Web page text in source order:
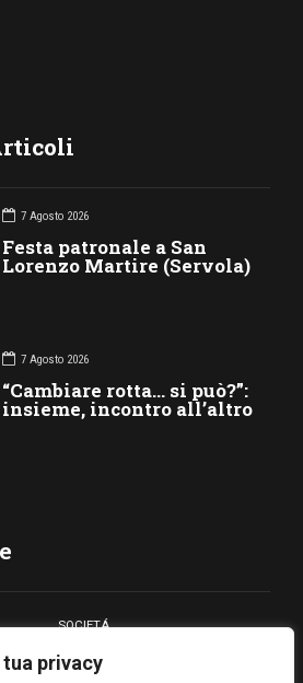
privacy
7 Agosto 2026
Festa patronale a San
Lorenzo Martire (Servola)
7 Agosto 2026
“Cambiare rotta… si può?”:
insieme, incontro all’altro
SOCIETÁ
GIUBILEO